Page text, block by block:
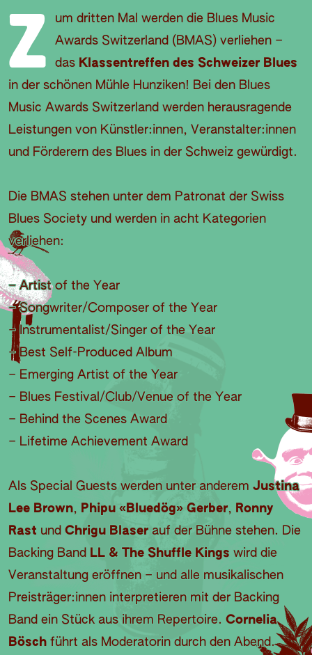
Z
um dritten Mal werden die Blues Music
Awards Switzerland (BMAS) verliehen –
das Klassentreffen des Schweizer Blues
in der schönen Mühle Hunziken! Bei den Blues
Music Awards Switzerland werden herausragende
Leistungen von Künstler:innen, Veranstalter:innen
und Förderern des Blues in der Schweiz gewürdigt.
Die BMAS stehen unter dem Patronat der Swiss
Blues Society und werden in acht Kategorien
verliehen:
– Artist of the Year
– Songwriter/Composer of the Year
– Instrumentalist/Singer of the Year
– Best Self-Produced Album
– Emerging Artist of the Year
– Blues Festival/Club/Venue of the Year
– Behind the Scenes Award
– Lifetime Achievement Award
Als Special Guests werden unter anderem Justina
Lee Brown, Phipu «Bluedög» Gerber, Ronny
Rast und Chrigu Blaser auf der Bühne stehen. Die
Backing Band LL & The Shuffle Kings wird die
Veranstaltung eröffnen – und alle musikalischen
Preisträger:innen interpretieren mit der Backing
Band ein Stück aus ihrem Repertoire. Cornelia
Bösch führt als Moderatorin durch den Abend.